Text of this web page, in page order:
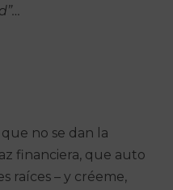
no se dan la
financiera, que auto
raíces – y créeme,